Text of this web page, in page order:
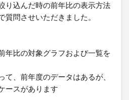
り込んだ時の前年比の表示方法
質問させいただきました。​
年比の対象グラフおよび一覧を
て、前年度のデータはあるが、
ースがあります